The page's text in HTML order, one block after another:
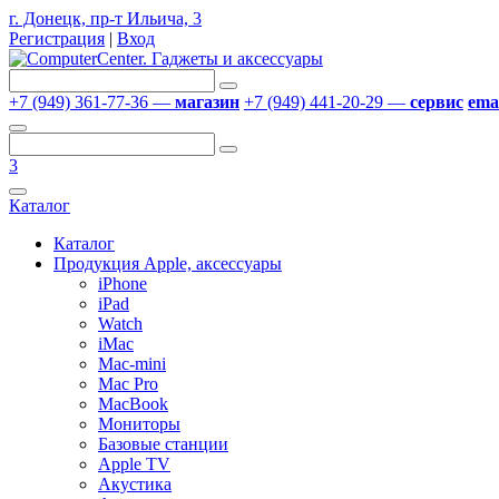
г. Донецк, пр-т Ильича, 3
Регистрация | Вход
+7 (949) 361-77-36 — магазин +7 (949) 441-20-29 — сервис
3
Каталог
Каталог
Продукция Apple, аксессуары
iPhone
iPad
Watch
iMac
Mac-mini
Mac Pro
MacBook
Мониторы
Базовые станции
Apple TV
Акустика